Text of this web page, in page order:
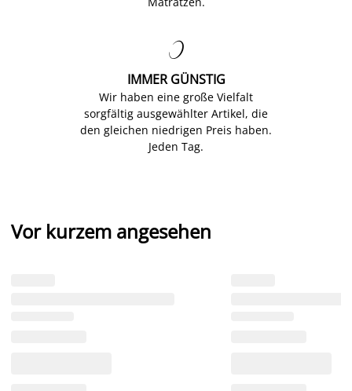

IMMER GÜNSTIG
Wir haben eine große Vielfalt
sorgfältig ausgewählter Artikel, die
den gleichen niedrigen Preis haben.
Jeden Tag.
Vor kurzem angesehen